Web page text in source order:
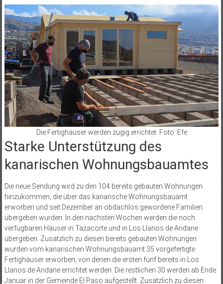
Die Fertighäuser werden zügig errichtet. Foto: Efe
Starke Unterstützung des
kanarischen ­Wohnungsbauamtes
Die neue Sendung wird zu den 104 bereits gebauten Wohnungen
hinzukommen, die über das kanarische Wohnungsbauamt
erworben und seit Dezember an obdachlos gewordene Familien
übergeben wurden. In den nächsten Wochen werden die noch
verfügbaren Häuser in Tazacorte und in Los Llanos de Aridane
übergeben. Zusätzlich zu diesen bereits gebauten Wohnungen
wurden vom kanarischen Wohnungsbauamt 35 vorgefertigte
Fertighäuser erworben, von denen die ersten fünf bereits in Los
Llanos de Aridane errichtet werden. Die restlichen 30 werden ab Ende
Januar in der Gemeinde El Paso aufgestellt. Zusätzlich zu diesen